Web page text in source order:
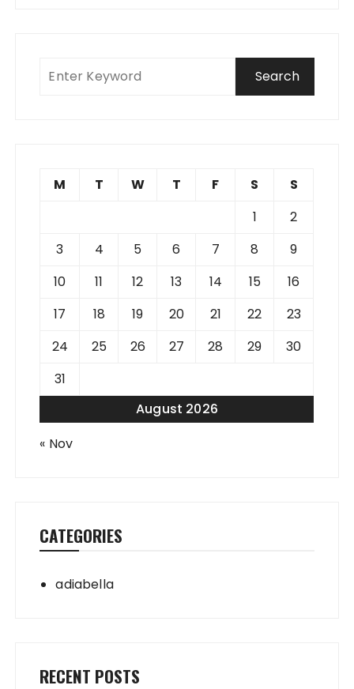
August 2026
M T W T F S
S
1
2
3
4 5 6 7 8
9
10
11 12 13 14 15
16
17
18 19 20 21 22
23
24
25 26 27 28 29
30
31
« Nov
CATEGORIES
adiabella
RECENT POSTS